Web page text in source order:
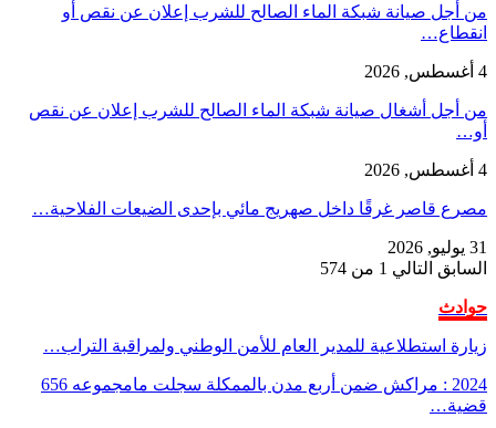
من أجل صيانة شبكة الماء الصالح للشرب إعلان عن نقص أو
انقطاع…
4 أغسطس, 2026
من أجل أشغال صيانة شبكة الماء الصالح للشرب إعلان عن نقص
أو…
4 أغسطس, 2026
مصرع قاصر غرقًا داخل صهريج مائي بإحدى الضيعات الفلاحية…
31 يوليو, 2026
السابق التالي 1 من 574
حوادث
زيارة استطلاعية للمدير العام للأمن الوطني ولمراقبة التراب…
2024 : مراكش ضمن أربع مدن بالممكلة سجلت مامجموعه 656
قضية…